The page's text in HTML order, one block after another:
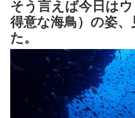
そう言えば今日は
得意な海鳥）の姿
た。